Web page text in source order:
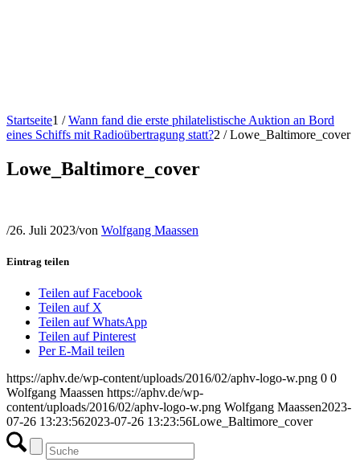
Startseite1 / Wann fand die erste philatelistische Auktion an Bord
eines Schiffs mit Radioübertragung statt?2 / Lowe_Baltimore_cover
Lowe_Baltimore_cover
/26. Juli 2023/von Wolfgang Maassen
Eintrag teilen
Teilen auf Facebook
Teilen auf X
Teilen auf WhatsApp
Teilen auf Pinterest
Per E-Mail teilen
https://aphv.de/wp-content/uploads/2016/02/aphv-logo-w.png 0 0
Wolfgang Maassen https://aphv.de/wp-
content/uploads/2016/02/aphv-logo-w.png Wolfgang Maassen2023-
07-26 13:23:562023-07-26 13:23:56Lowe_Baltimore_cover